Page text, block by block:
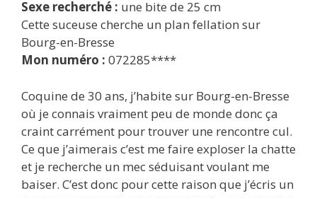
Sexe recherché : une bite de 25 cm
Cette suceuse cherche un plan fellation sur
Bourg-en-Bresse
Mon numéro : 072285****
Coquine de 30 ans, j’habite sur Bourg-en-Bresse
où je connais vraiment peu de monde donc ça
craint carrément pour trouver une rencontre cul.
Ce que j’aimerais c’est me faire exploser la chatte
et je recherche un mec séduisant voulant me
baiser. C’est donc pour cette raison que j’écris un